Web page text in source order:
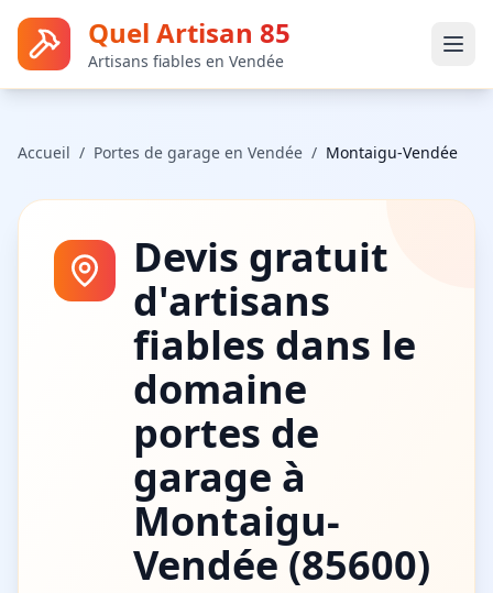
Quel Artisan 85
Artisans fiables en Vendée
Accueil / Portes de garage en Vendée / Montaigu-Vendée
Devis gratuit
d'artisans
fiables dans le
domaine
portes de
garage à
Montaigu-
Vendée (85600)